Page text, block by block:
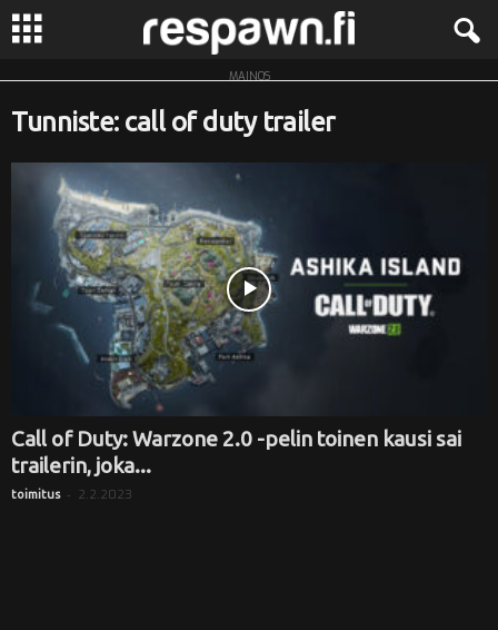
R
MAINOS
Tunniste: call of duty trailer
Call of Duty: Warzone 2.0 -pelin toinen kausi sai
trailerin, joka...
toimitus - 2.2.2023